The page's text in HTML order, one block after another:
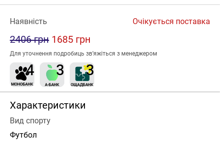
Наявність Очікується поставка
2406 грн 1685 грн
Для уточнення подробиць зв’яжіться з менеджером
Характеристики
Вид спорту
Футбол